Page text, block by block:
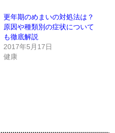
更年期のめまいの対処法は？
原因や種類別の症状について
も徹底解説
2017年5月17日
健康